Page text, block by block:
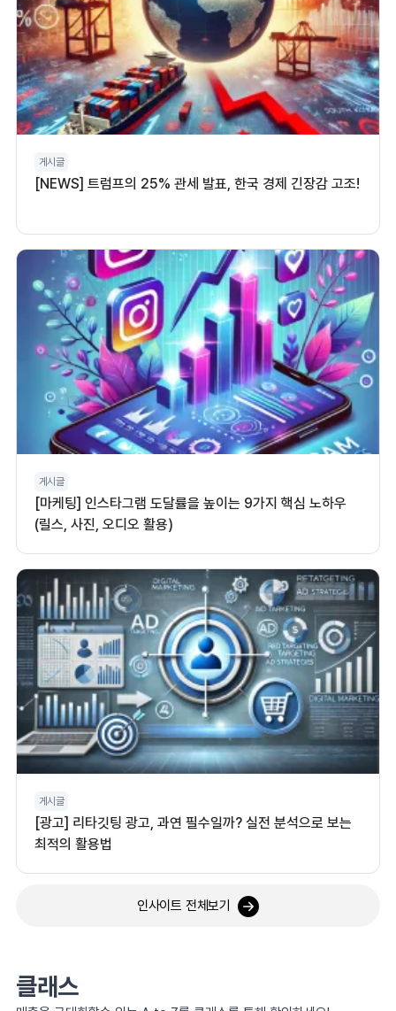
게시글
[NEWS] 트럼프의 25% 관세 발표, 한국 경제 긴장감 고조!
게시글
[마케팅] 인스타그램 도달률을 높이는 9가지 핵심 노하우
(릴스, 사진, 오디오 활용)
게시글
[광고] 리타깃팅 광고, 과연 필수일까? 실전 분석으로 보는
최적의 활용법
인사이트 전체보기
클래스